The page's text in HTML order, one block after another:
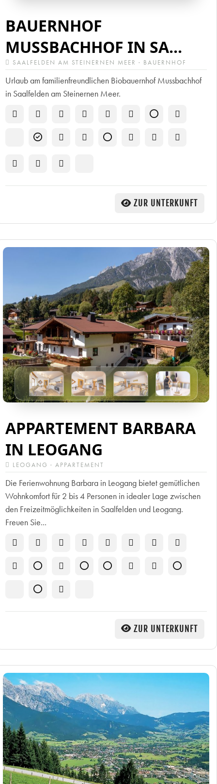
BAUERNHOF
MUSSBACHHOF IN SA...
SAALFELDEN AM STEINERNEN MEER · BAUERNHOF
Urlaub am familienfreundlichen Biobauernhof Mussbachhof
in Saalfelden am Steinernen Meer.
ZUR UNTERKUNFT
APPARTEMENT BARBARA
IN LEOGANG
LEOGANG · APPARTEMENT
Die Ferienwohnung Barbara in Leogang bietet gemütlichen
Wohnkomfort für 2 bis 4 Personen in idealer Lage zwischen
den Freizeitmöglichkeiten in Saalfelden und Leogang.
Freuen Sie...
ZUR UNTERKUNFT